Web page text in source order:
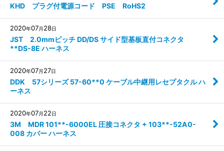
KHD プラグ付電源コード PSE RoHS2
2020年07月 28日
JST 2.0mmピッチ DD/DS サイド型基板直付コネクタ
**DS-8E ハーネス
2020年07月 27日
DDK 57シリーズ 57-60**0 ケーブル中継用レセプタクル ハ
ーネス
2020年07月 22日
3M MDR 101**-6000EL 圧接コネクタ + 103**-52A0-
008 カバー ハーネス